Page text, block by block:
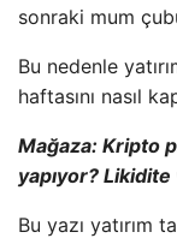
sonraki mum
Bu nedenle
haftasını nasıl
Mağaza: Kripto
yapıyor?
Bu yazı yatırım